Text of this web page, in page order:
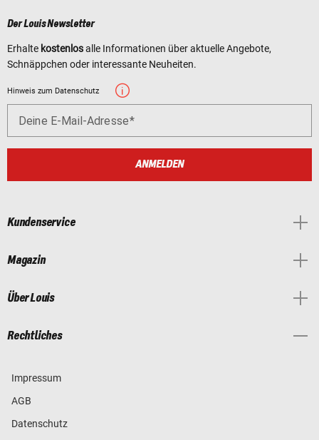
Der Louis Newsletter
Erhalte kostenlosalle Informationen über aktuelle Angebote,
Schnäppchen oder interessante Neuheiten.
Hinweis zum Datenschutz
Deine E-Mail-Adresse
ANMELDEN
Kundenservice
Magazin
Über Louis
Rechtliches
Impressum
AGB
Datenschutz